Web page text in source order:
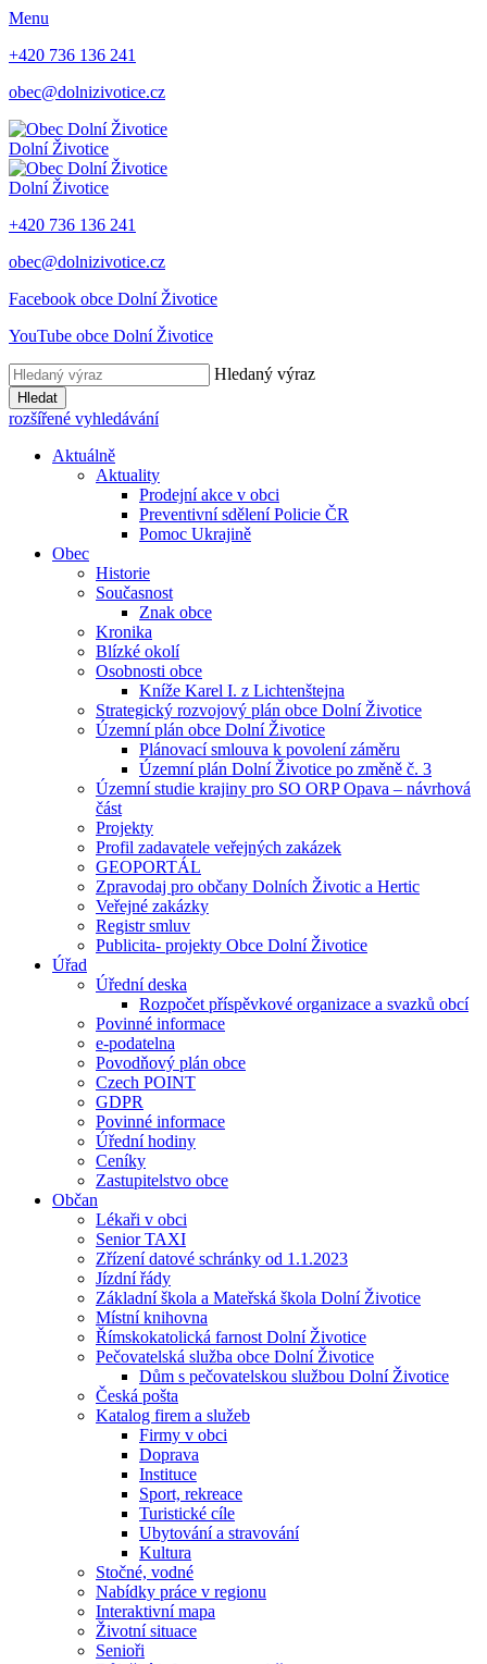
Menu
+420 736 136 241
obec@dolnizivotice.cz
Dolní Životice
Dolní Životice
+420 736 136 241
obec@dolnizivotice.cz
Facebook obce Dolní Životice
YouTube obce Dolní Životice
Hledaný výraz
Hledat
rozšířené vyhledávání
Aktuálně
Aktuality
Prodejní akce v obci
Preventivní sdělení Policie ČR
Pomoc Ukrajině
Obec
Historie
Současnost
Znak obce
Kronika
Blízké okolí
Osobnosti obce
Kníže Karel I. z Lichtenštejna
Strategický rozvojový plán obce Dolní Životice
Územní plán obce Dolní Životice
Plánovací smlouva k povolení záměru
Územní plán Dolní Životice po změně č. 3
Územní studie krajiny pro SO ORP Opava – návrhová
část
Projekty
Profil zadavatele veřejných zakázek
GEOPORTÁL
Zpravodaj pro občany Dolních Životic a Hertic
Veřejné zakázky
Registr smluv
Publicita- projekty Obce Dolní Životice
Úřad
Úřední deska
Rozpočet příspěvkové organizace a svazků obcí
Povinné informace
e-podatelna
Povodňový plán obce
Czech POINT
GDPR
Povinné informace
Úřední hodiny
Ceníky
Zastupitelstvo obce
Občan
Lékaři v obci
Senior TAXI
Zřízení datové schránky od 1.1.2023
Jízdní řády
Základní škola a Mateřská škola Dolní Životice
Místní knihovna
Římskokatolická farnost Dolní Životice
Pečovatelská služba obce Dolní Životice
Dům s pečovatelskou službou Dolní Životice
Česká pošta
Katalog firem a služeb
Firmy v obci
Doprava
Instituce
Sport, rekreace
Turistické cíle
Ubytování a stravování
Kultura
Stočné, vodné
Nabídky práce v regionu
Interaktivní mapa
Životní situace
Senioři